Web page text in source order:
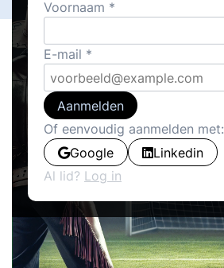
Voornaam
E-mail
Aanmelden
Of eenvoudig aanmelden met:
Google
Linkedin
Al lid? Log in